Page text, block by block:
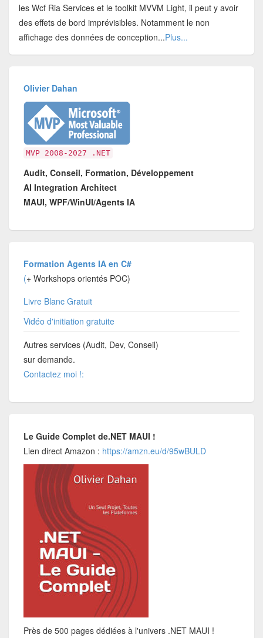
les Wcf Ria Services et le toolkit MVVM Light, il peut y avoir
des effets de bord imprévisibles. Notamment le non
affichage des données de conception...Plus...
Olivier Dahan
MVP 2008-2027 .NET
Audit, Conseil, Formation, Développement
AI Integration Architect
MAUI, WPF/WinUI/Agents IA
Formation Agents IA en C#
(+ Workshops orientés POC)
Livre Blanc Gratuit
Vidéo d'initiation gratuite
Autres services (Audit, Dev, Conseil)
sur demande.
Contactez moi !:
Le Guide Complet de.NET MAUI !
Lien direct Amazon : https://amzn.eu/d/95wBULD
Près de 500 pages dédiées à l'univers .NET MAUI !